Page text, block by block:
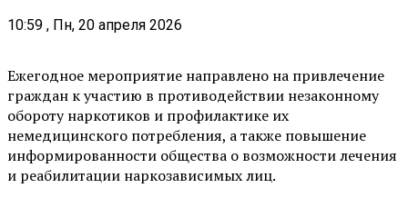
10:59 , Пн, 20 апреля 2026
Ежегодное мероприятие направлено на привлечение
граждан к участию в противодействии незаконному
обороту наркотиков и профилактике их
немедицинского потребления, а также повышение
информированности общества о возможности лечения
и реабилитации наркозависимых лиц.